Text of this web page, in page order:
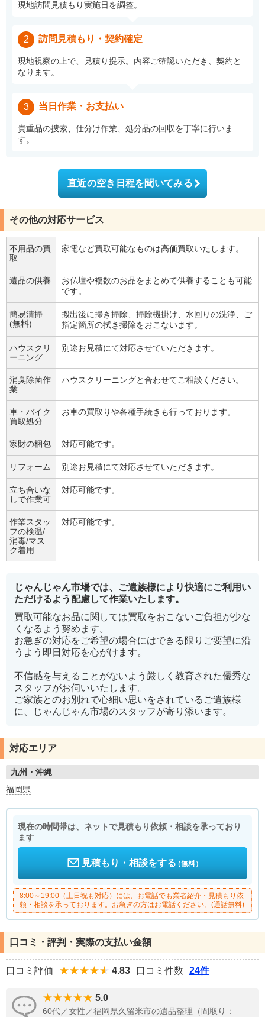
現地訪問見積もり実施日を調整。
2 訪問見積もり・契約確定
現地視察の上で、見積り提示。内容ご確認いただき、契約と
なります。
3 当日作業・お支払い
貴重品の捜索、仕分け作業、処分品の回収を丁寧に行いま
す。
直近の空き日程を聞いてみる
その他の対応サービス
不用品の買
取
家電など買取可能なものは高価買取いたします。
遺品の供養
お仏壇や複数のお品をまとめて供養することも可能
です。
簡易清掃
(無料)
搬出後に掃き掃除、掃除機掛け、水回りの洗浄、ご
指定箇所の拭き掃除をおこないます。
ハウスクリ
ーニング
別途お見積にて対応させていただきます。
消臭除菌作
業
ハウスクリーニングと合わせてご相談ください。
車・バイク
買取処分
お車の買取りや各種手続きも行っております。
家財の梱包 対応可能です。
リフォーム 別途お見積にて対応させていただきます。
立ち合いな
しで作業可
対応可能です。
作業スタッ
フの検温/
消毒/マス
ク着用
対応可能です。
じゃんじゃん市場では、ご遺族様により快適にご利用い
ただけるよう配慮して作業いたします。
買取可能なお品に関しては買取をおこないご負担が少な
くなるよう努めます。
お急ぎの対応をご希望の場合にはできる限りご要望に沿
うよう即日対応を心がけます。
不信感を与えることがないよう厳しく教育された優秀な
スタッフがお伺いいたします。
ご家族とのお別れで心細い思いをされているご遺族様
に、じゃんじゃん市場のスタッフが寄り添います。
対応エリア
九州・沖縄
福岡県
現在の時間帯は、ネットで見積もり依頼・相談を承っており
ます
見積もり・相談をする（無料）
8:00～19:00（土日祝も対応）には、お電話でも業者紹介・見積もり依
頼・相談を承っております。お急ぎの方はお電話ください。(通話無料)
口コミ・評判・実際の支払い金額
口コミ評価 4.83 口コミ件数 24件
5.0
60代／女性／福岡県久留米市の遺品整理（間取り：